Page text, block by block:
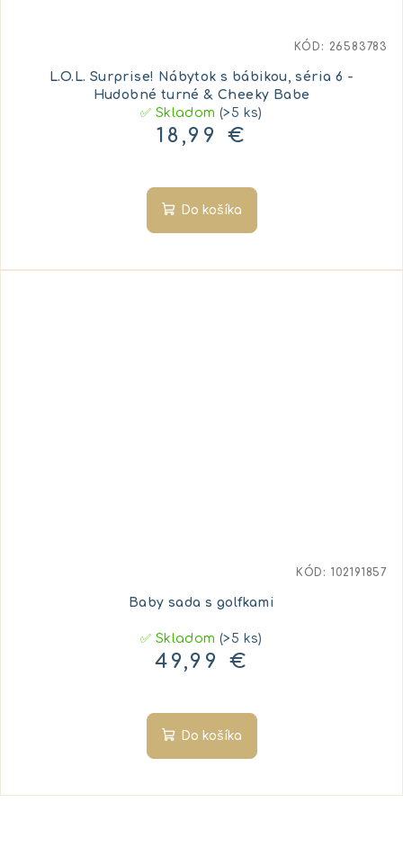
L.O.L. Surprise! Nábytok s bábikou, séria 6 -
Hudobné turné & Cheeky Babe
✅ Skladom(>5 ks)
18,99 €
Do košíka
KÓD: 26583783
Baby sada s golfkami
✅ Skladom(>5 ks)
49,99 €
Do košíka
KÓD: 102191857